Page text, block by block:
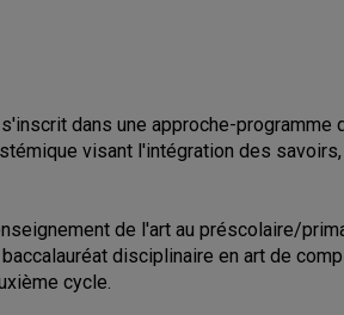
dans une approche-programme
visant l'intégration des
de l'art au préscolaire/
disciplinaire en art de
cycle.